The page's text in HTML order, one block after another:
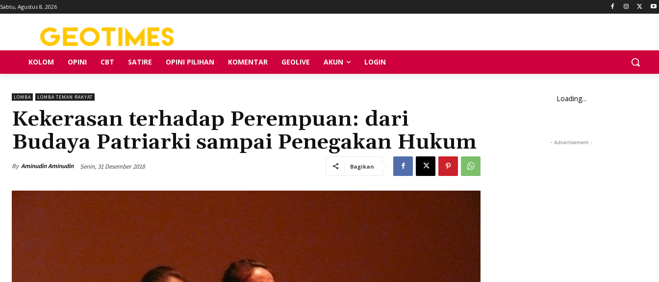
Sabtu, Agustus 8, 2026
KOLOM OPINI CBT SATIRE OPINI PILIHAN KOMENTAR GEOLIVE AKUN LOGIN
LOMBA LOMBA TEMAN RAKYAT
Kekerasan terhadap Perempuan: dari
Budaya Patriarki sampai Penegakan Hukum
By Aminudin Aminudin Senin, 31 Desember 2018 Bagikan
Loading...
- Advertisement -